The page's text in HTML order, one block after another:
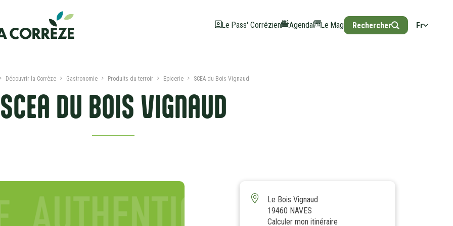
Le Pass' Corrézien Agenda Le Mag Rechercher Fr
SCEA DU BOIS VIGNAUD
Découvrir la Corrèze Gastronomie Produits du terroir Epicerie SCEA du Bois Vignaud
Le Bois Vignaud
19460 NAVES
Calculer mon itinéraire